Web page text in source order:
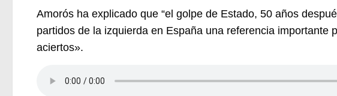
Amorós ha explicado que “el golpe de Estado, 50 años
partidos de la izquierda en España una referencia importante
aciertos».